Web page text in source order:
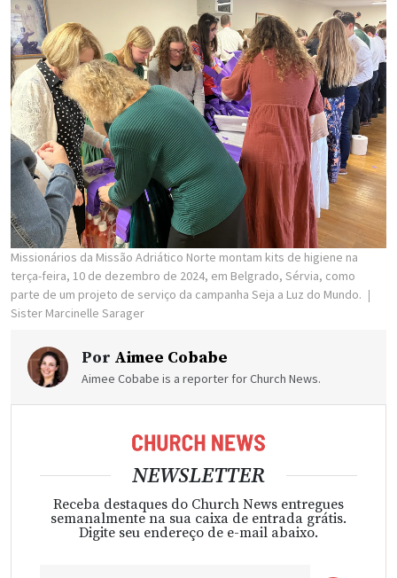
Missionários da Missão Adriático Norte montam kits de higiene na
terça-feira, 10 de dezembro de 2024, em Belgrado, Sérvia, como
parte de um projeto de serviço da campanha Seja a Luz do Mundo.
Sister Marcinelle Sarager
Por Aimee Cobabe
Aimee Cobabe is a reporter for Church News.
NEWSLETTER
Receba destaques do Church News entregues
semanalmente na sua caixa de entrada grátis.
Digite seu endereço de e-mail abaixo.